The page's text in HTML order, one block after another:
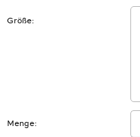
Größe
Menge: